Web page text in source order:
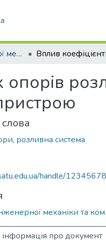
Кафедра Інженерної механіки та комп'ютерного проектування
опорів
, розливна система
handle/
механіки та
про документ